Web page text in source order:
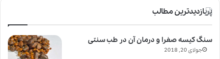
پربازدیدترین مطالب
سنگ کیسه صفرا و درمان آن در طب سنتی
جولای 20, 2018